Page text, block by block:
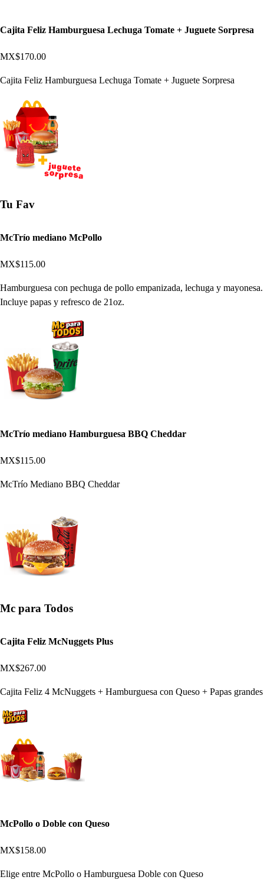
Cajita Feliz Hamburguesa Lechuga Tomate + Juguete Sorpresa
MX$170.00
Cajita Feliz Hamburguesa Lechuga Tomate + Juguete Sorpresa
Tu Fav
McTrío mediano McPollo
MX$115.00
Hamburguesa con pechuga de pollo empanizada, lechuga y mayonesa.
Incluye papas y refresco de 21oz.
McTrío mediano Hamburguesa BBQ Cheddar
MX$115.00
McTrío Mediano BBQ Cheddar
Mc para Todos
Cajita Feliz McNuggets Plus
MX$267.00
Cajita Feliz 4 McNuggets + Hamburguesa con Queso + Papas grandes
McPollo o Doble con Queso
MX$158.00
Elige entre McPollo o Hamburguesa Doble con Queso